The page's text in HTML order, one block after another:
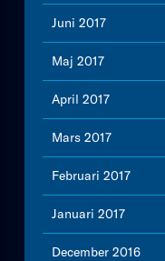
Juni 2017
Maj 2017
April 2017
Mars 2017
Februari 2017
Januari 2017
December 2016